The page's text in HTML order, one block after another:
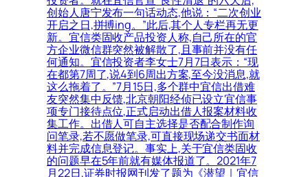
创始人唐宁发布一句话动态,他说：“二次创业
开启之日,拼搏ing。”此后,其个人专栏再无更
新。宜信类固收产品投资人称,自己所在的官
方企业微信群突然被解散了,且事前并没有任
何通知。宜信投资者李女士7月7日表示：“现
在都第7周了,说4到6周出方案,至今没消息,就
这么拖着了。”7月15日,多个群中宜信出借难
友突然集中反馈,北京朝阳经侦已设立宜信事
项专门接待点位,正式启动出借人报案材料收
集工作。出借人可自主选择是否配合制作询
问笔录,若不愿做笔录,可直接现场递交书面材
料并完成信息登记。事实上,关于宜信类固收
的问题早在5年前就有媒体报道了。2021年7
月22日,证券时报网刊发了题为《潜望｜宜信